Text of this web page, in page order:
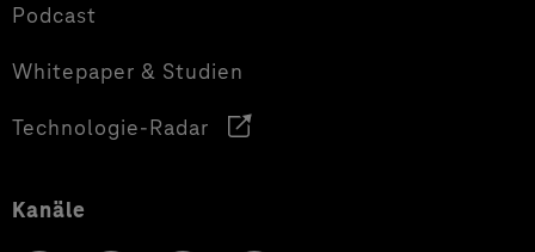
Podcast
Whitepaper & Studien
Technologie-Radar
Kanäle